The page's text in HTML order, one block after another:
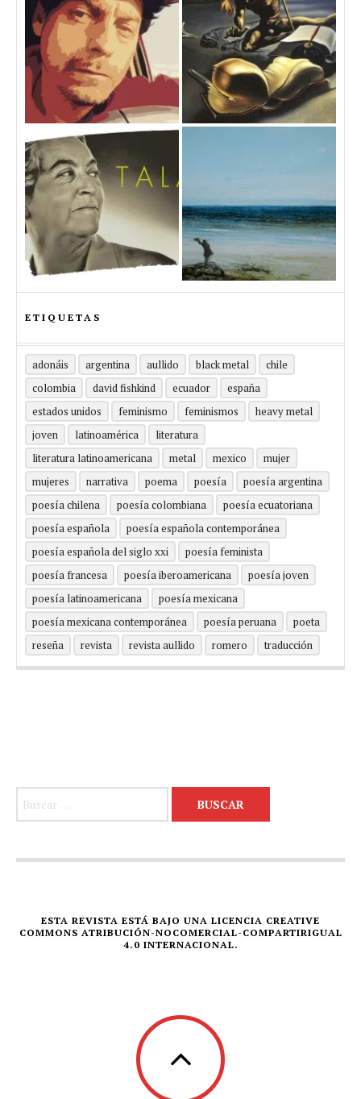
ETIQUETAS
adonáis argentina aullido black metal
chile
colombia
david fishkind ecuador
españa
estados unidos
feminismo feminismos
heavy metal
joven
latinoamérica
literatura
literatura latinoamericana
metal mexico
mujer
mujeres
narrativa poema poesía
poesía argentina
poesía chilena
poesía colombiana
poesía ecuatoriana
poesía española
poesía española contemporánea
poesía española del siglo xxi
poesía feminista
poesía francesa
poesía iberoamericana
poesía joven
poesía latinoamericana
poesía mexicana
poesía mexicana contemporánea
poesía peruana
poeta
reseña
revista revista aullido romero traducción
ESTA REVISTA ESTÁ BAJO UNA LICENCIA CREATIVE
COMMONS ATRIBUCIÓN-NOCOMERCIAL-COMPARTIRIGUAL
4.0 INTERNACIONAL.